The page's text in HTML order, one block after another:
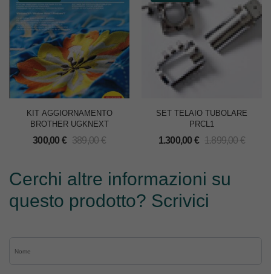
KIT AGGIORNAMENTO
BROTHER UGKNEXT
300,00 € 389,00€
SET TELAIO TUBOLARE
PRCL1
1.300,00 € 1.899,00€
Cerchi altre informazioni su
questo prodotto? Scrivici